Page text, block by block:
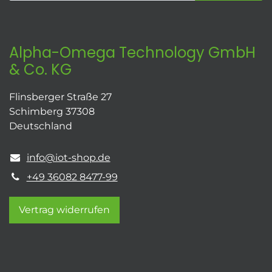
Alpha-Omega Technology GmbH
& Co. KG
Flinsberger Straße 27
Schimberg 37308
Deutschland
info@iot-shop.de
+49 36082 8477-99
Vertrag widerrufen